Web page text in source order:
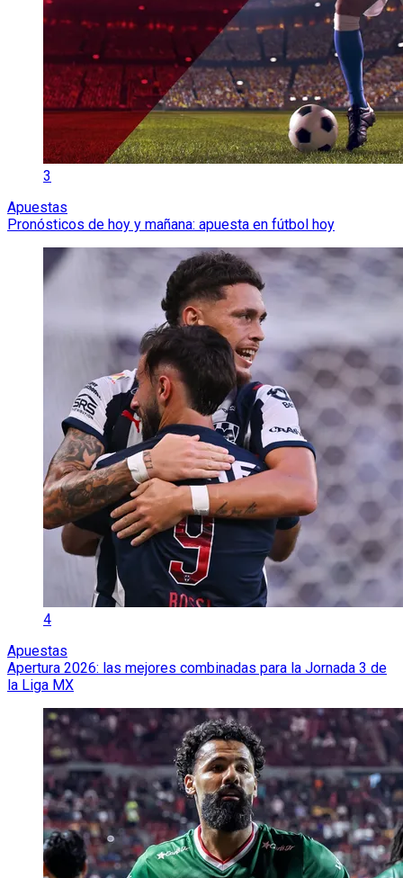
3
Apuestas
Pronósticos de hoy y mañana: apuesta en fútbol hoy
4
Apuestas
Apertura 2026: las mejores combinadas para la Jornada 3 de
la Liga MX